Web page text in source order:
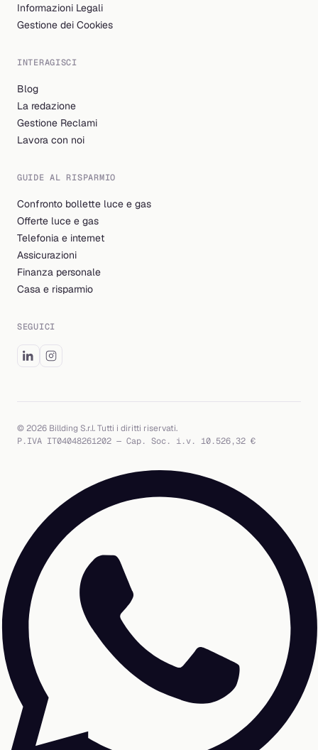
Informazioni Legali
Gestione dei Cookies
INTERAGISCI
Blog
La redazione
Gestione Reclami
Lavora con noi
GUIDE AL RISPARMIO
Confronto bollette luce e gas
Offerte luce e gas
Telefonia e internet
Assicurazioni
Finanza personale
Casa e risparmio
SEGUICI
© 2026 Billding S.r.l. Tutti i diritti riservati.
P.IVA IT04048261202 — Cap. Soc. i.v. 10.526,32 €